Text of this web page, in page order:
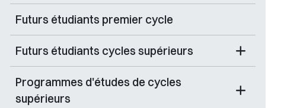
Futurs étudiants premier cycle
Futurs étudiants cycles supérieurs
Programmes d'études de cycles
supérieurs